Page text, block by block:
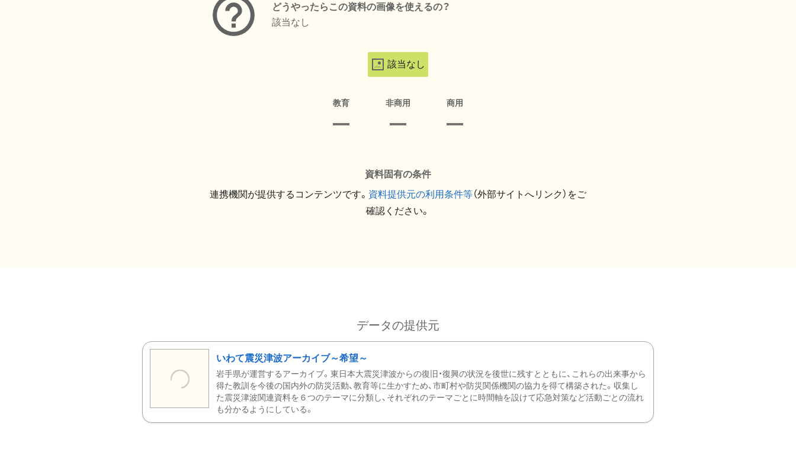
どうやったらこの資料の画像を使えるの？
該当なし
該当なし
教育 非商用 商用
資料固有の条件
連携機関が提供するコンテンツです。 資料提供元の利用条件等（外部サイトへリンク）をご
確認ください。
データの提供元
いわて震災津波アーカイブ～希望～
岩手県が運営するアーカイブ。東日本大震災津波からの復旧・復興の状況を後世に残すとともに、これらの出来事から
得た教訓を今後の国内外の防災活動、教育等に生かすため、市町村や防災関係機関の協力を得て構築された。収集し
た震災津波関連資料を６つのテーマに分類し、それぞれのテーマごとに時間軸を設けて応急対策など活動ごとの流れ
も分かるようにしている。